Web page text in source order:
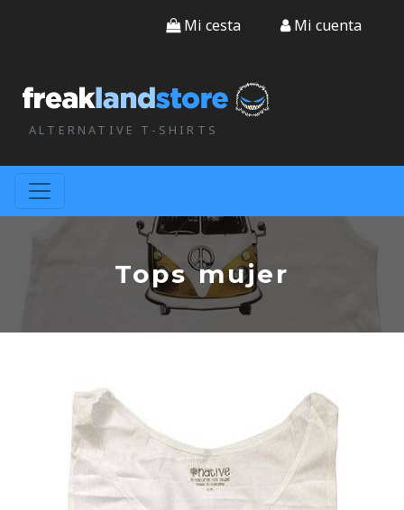
ALTERNATIVE T-SHIRTS
Mi cesta Mi cuenta
Tops mujer